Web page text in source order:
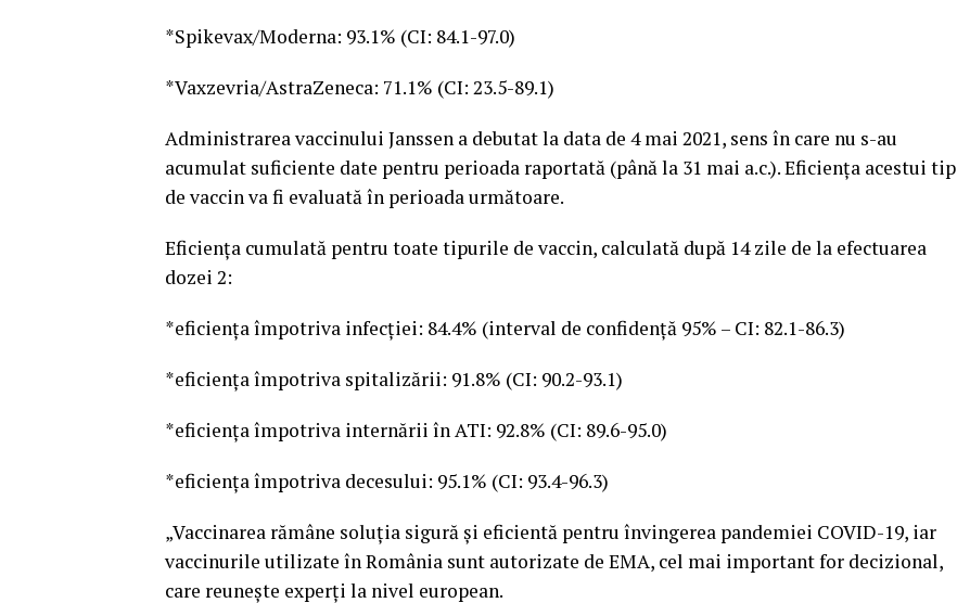
*Spikevax/Moderna: 93.1% (CI: 84.1-97.0)
*Vaxzevria/AstraZeneca: 71.1% (CI: 23.5-89.1)
Administrarea vaccinului Janssen a debutat la data de 4 mai 2021, sens în care nu s-au
acumulat suficiente date pentru perioada raportată (până la 31 mai a.c.). Eficienţa acestui tip
de vaccin va fi evaluată în perioada următoare.
Eficienţa cumulată pentru toate tipurile de vaccin, calculată după 14 zile de la efectuarea
dozei 2:
*eficienţa împotriva infecţiei: 84.4% (interval de confidenţă 95% – CI: 82.1-86.3)
*eficienţa împotriva spitalizării: 91.8% (CI: 90.2-93.1)
*eficienţa împotriva internării în ATI: 92.8% (CI: 89.6-95.0)
*eficienţa împotriva decesului: 95.1% (CI: 93.4-96.3)
„Vaccinarea rămâne soluţia sigură şi eficientă pentru învingerea pandemiei COVID-19, iar
vaccinurile utilizate în România sunt autorizate de EMA, cel mai important for decizional,
care reuneşte experţi la nivel european.